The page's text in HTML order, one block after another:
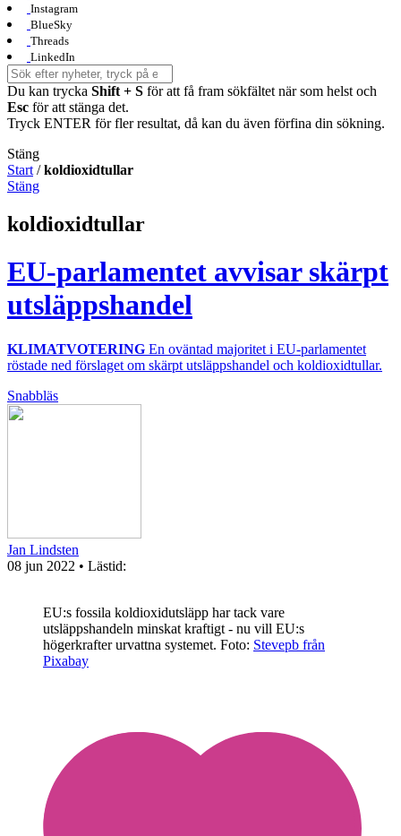
Instagram
BlueSky
Threads
LinkedIn
Du kan trycka Shift + S för att få fram sökfältet när som helst och
Esc för att stänga det.
Tryck ENTER för fler resultat, då kan du även förfina din sökning.
Stäng
Start /koldioxidtullar
Stäng
koldioxidtullar
EU-parlamentet avvisar skärpt
utsläppshandel
KLIMATVOTERING En oväntad majoritet i EU-parlamentet
röstade ned förslaget om skärpt utsläppshandel och koldioxidtullar.
Snabbläs
Jan Lindsten
08 jun 2022 • Lästid:
EU:s fossila koldioxidutsläpp har tack vare
utsläppshandeln minskat kraftigt - nu vill EU:s
högerkrafter urvattna systemet. Foto: Stevepb från
Pixabay